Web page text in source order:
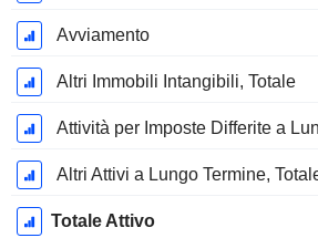
Avviamento
Altri Immobili Intangibili, Totale
Attività per Imposte Differite a
Altri Attivi a Lungo Termine,
Totale Attivo